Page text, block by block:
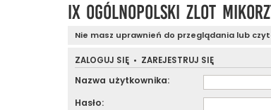
IX Ogólnopolski Zlot
Nie masz uprawnień do przeglądania lub
ZALOGUJ SIĘ • ZAREJESTRUJ SIĘ
Nazwa użytkownika:
Hasło: